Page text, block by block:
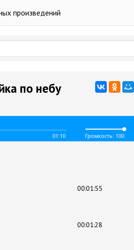
произведений
по небу
01:10 Громкость: 100
00:01:55
00:01:28